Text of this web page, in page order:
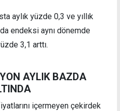
aylık yüzde 0,3 ve yıllık
endeksi aynı dönemde
3,1 arttı.
AYLIK BAZDA
içermeyen çekirdek